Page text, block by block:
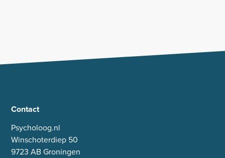
Contact
Psycholoog.nl
Winschoterdiep 50
9723 AB Groningen